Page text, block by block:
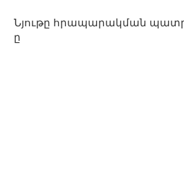
Նյութը հրապարակման
ը